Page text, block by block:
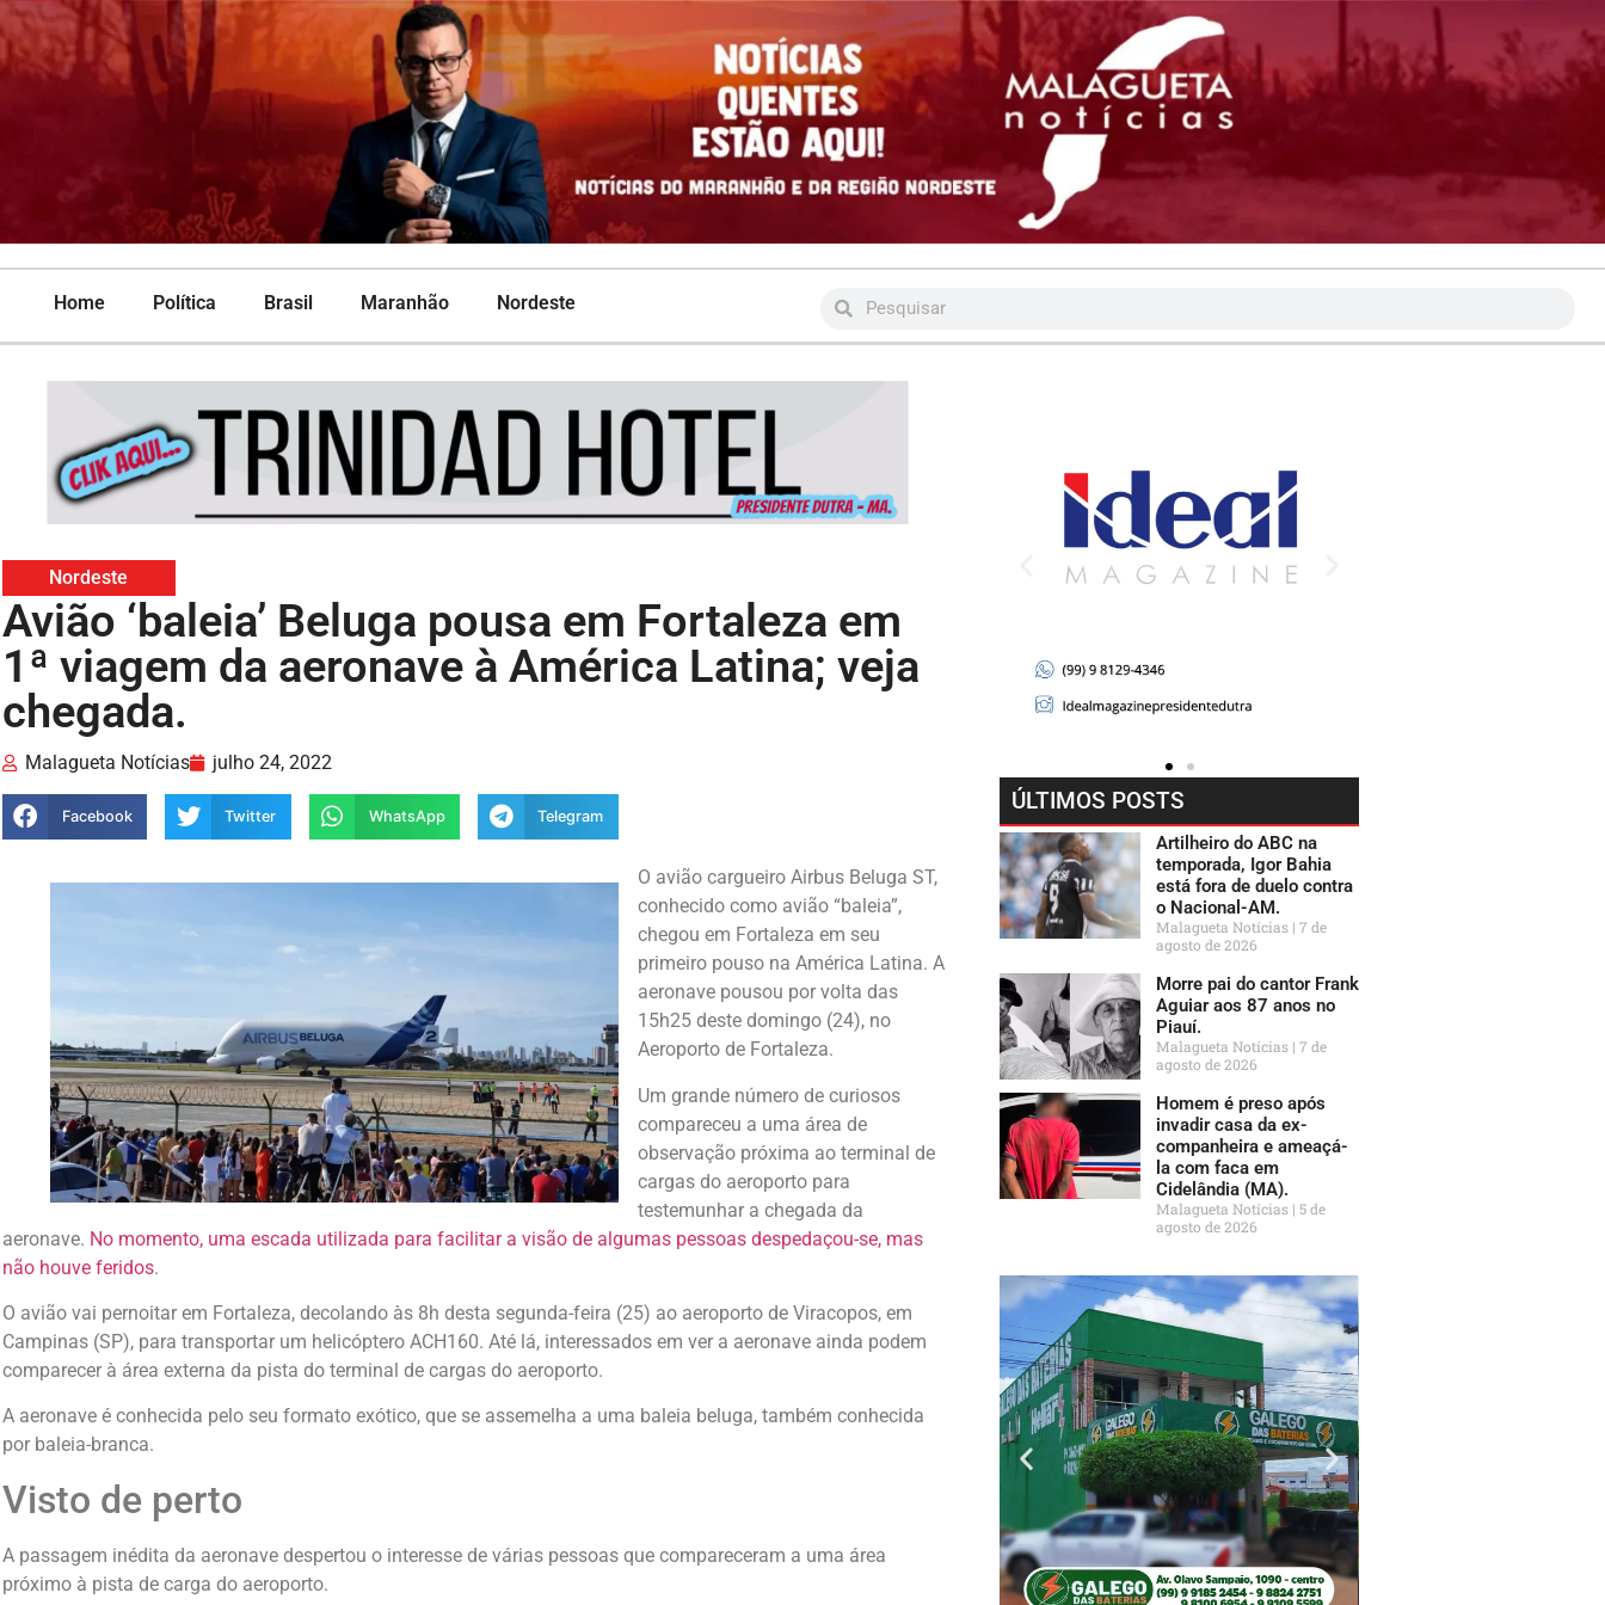
Home Política Brasil Maranhão Nordeste
Nordeste
Avião ‘baleia’ Beluga pousa em Fortaleza em
1ª viagem da aeronave à América Latina; veja
chegada.
Malagueta Notícias julho 24, 2022
Facebook Twitter WhatsApp Telegram
O avião cargueiro Airbus Beluga ST,
conhecido como avião “baleia”,
chegou em Fortaleza em seu
primeiro pouso na América Latina. A
aeronave pousou por volta das
15h25 deste domingo (24), no
Aeroporto de Fortaleza.
Um grande número de curiosos
compareceu a uma área de
observação próxima ao terminal de
cargas do aeroporto para
testemunhar a chegada da
aeronave. No momento, uma escada utilizada para facilitar a visão de algumas pessoas despedaçou-se, mas
não houve feridos.
O avião vai pernoitar em Fortaleza, decolando às 8h desta segunda-feira (25) ao aeroporto de Viracopos, em
Campinas (SP), para transportar um helicóptero ACH160. Até lá, interessados em ver a aeronave ainda podem
comparecer à área externa da pista do terminal de cargas do aeroporto.
A aeronave é conhecida pelo seu formato exótico, que se assemelha a uma baleia beluga, também conhecida
por baleia-branca.
Visto de perto
A passagem inédita da aeronave despertou o interesse de várias pessoas que compareceram a uma área
próximo à pista de carga do aeroporto.
ÚLTIMOS POSTS
Artilheiro do ABC na
temporada, Igor Bahia
está fora de duelo contra
o Nacional-AM.
Malagueta Notícias 7 de
agosto de 2026
Morre pai do cantor Frank
Aguiar aos 87 anos no
Piauí.
Malagueta Notícias 7 de
agosto de 2026
Homem é preso após
invadir casa da ex-
companheira e ameaçá-
la com faca em
Cidelândia (MA).
Malagueta Notícias 5 de
agosto de 2026